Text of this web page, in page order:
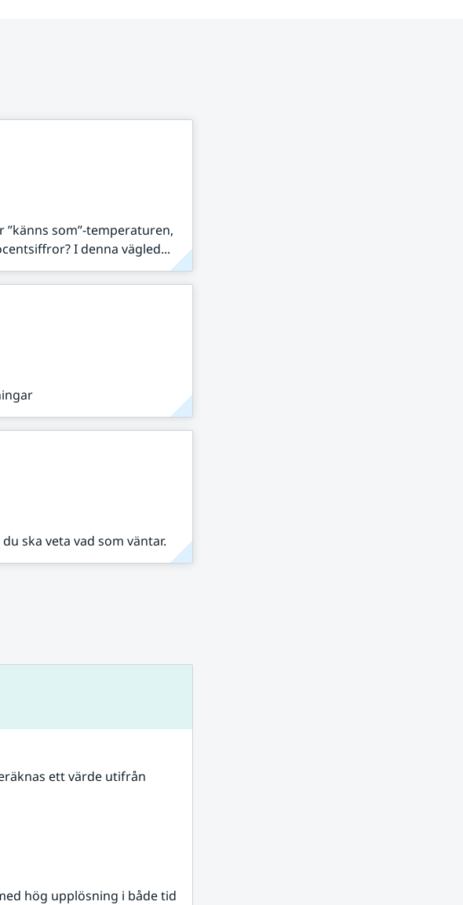
”känns som”-temperaturen,
I denna vägled...
ska veta vad som väntar.
ett värde utifrån
hög upplösning i både tid